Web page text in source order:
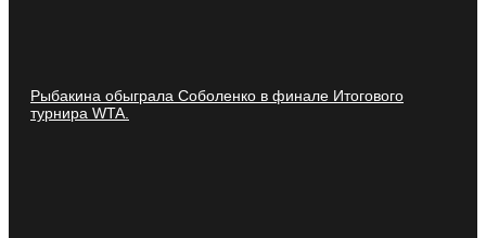
Рыбакина обыграла Соболенко в финале Итогового
турнира WTA.